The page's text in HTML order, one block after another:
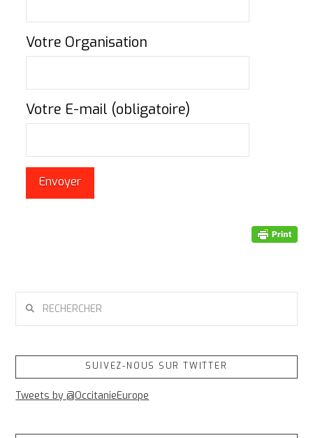
Votre Organisation
Votre E-mail (obligatoire)
SUIVEZ-NOUS SUR TWITTER
Tweets by @OccitanieEurope